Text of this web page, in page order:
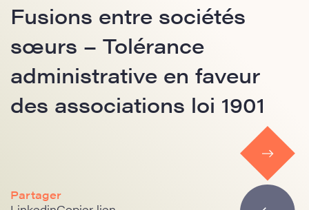
Fusions entre sociétés
sœurs – Tolérance
administrative en faveur
des associations loi 1901
Partager